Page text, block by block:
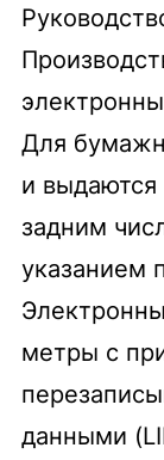
Для
и
задним
указанием
метры с
данными